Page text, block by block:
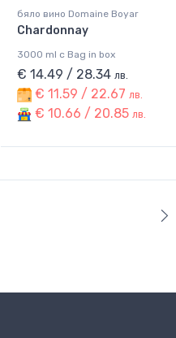
бяло вино Domaine Boyar
Chardonnay
3000 ml с Bag in box
€ 14.49 / 28.34 лв.
€ 11.59 / 22.67 лв.
€ 10.66 / 20.85 лв.